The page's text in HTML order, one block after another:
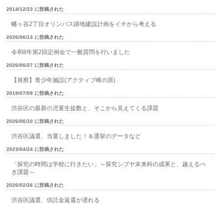
2014/12/23 に投稿された
幡ヶ谷2丁目オリンパス跡地建設計画をイチから考える
2026/06/13 に投稿された
令和8年第2回定例会で一般質問を行いました
2026/06/27 に投稿された
【視察】青少年施設(アクティブ峰の原)
2019/07/09 に投稿された
渋谷区の最新の児童生徒数と、そこから見えてくる課題
2026/06/10 に投稿された
渋谷区議選、当選しました！＆選挙のデータなど
2023/04/24 に投稿された
「探究の時間は学校に行きたい」～探究シブヤ未来科の成果と、越えるべ
き課題～
2026/02/26 に投稿された
渋谷区議選、供託金返還が遅れる